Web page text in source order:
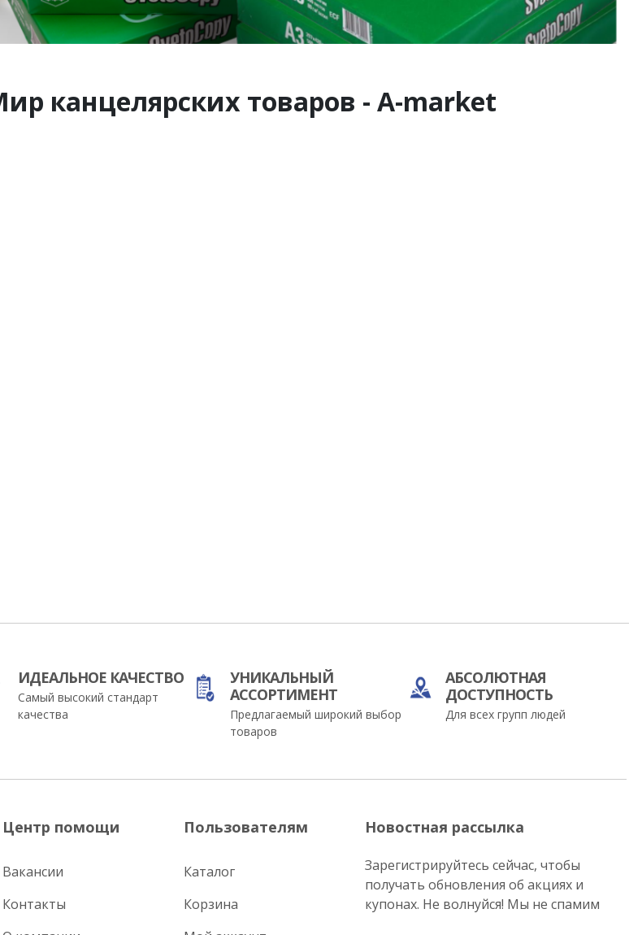
канцелярских товаров - A-market
ИДЕАЛЬНОЕ КАЧЕСТВО
Самый высокий стандарт
качества
УНИКАЛЬНЫЙ
АССОРТИМЕНТ
Предлагаемый широкий выбор
товаров
АБСОЛЮТНАЯ
ДОСТУПНОСТЬ
Для всех групп людей
Центр помощи
Вакансии
Контакты
Пользователям
Каталог
Корзина
Новостная рассылка
Зарегистрируйтесь сейчас, чтобы
получать обновления об акциях и
купонах. Не волнуйся! Мы не спамим